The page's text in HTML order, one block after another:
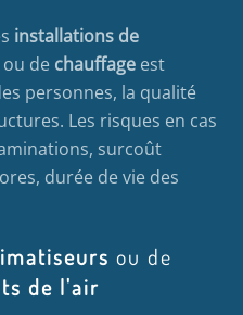
installations de
ou de chauffage est
personnes, la qualité
Les risques en cas
surcoût
durée de vie des
ou de
de l'air